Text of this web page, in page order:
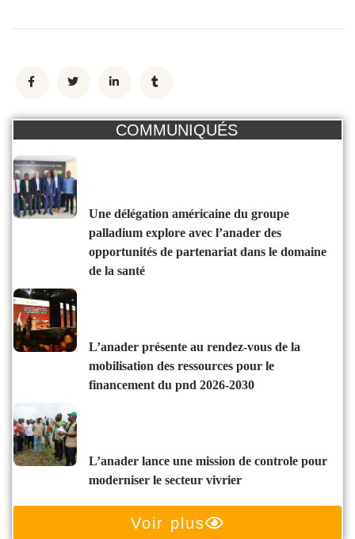
COMMUNIQUÉS
une délégation américaine du groupe
palladium explore avec l’anader des
opportunités de partenariat dans le domaine
de la santé
l’anader présente au rendez-vous de la
mobilisation des ressources pour le
financement du pnd 2026-2030
l’anader lance une mission de controle pour
moderniser le secteur vivrier
Voir plus